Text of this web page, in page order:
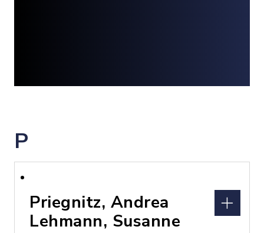
P
Priegnitz, Andrea
Lehmann, Susanne